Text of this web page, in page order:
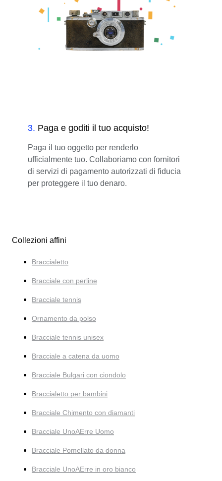
3. Paga e goditi il tuo acquisto!
Paga il tuo oggetto per renderlo
ufficialmente tuo. Collaboriamo con fornitori
di servizi di pagamento autorizzati di fiducia
per proteggere il tuo denaro.
Collezioni affini
Braccialetto
Bracciale con perline
Bracciale tennis
Ornamento da polso
Bracciale tennis unisex
Bracciale a catena da uomo
Bracciale Bulgari con ciondolo
Braccialetto per bambini
Bracciale Chimento con diamanti
Bracciale UnoAErre Uomo
Bracciale Pomellato da donna
Bracciale UnoAErre in oro bianco